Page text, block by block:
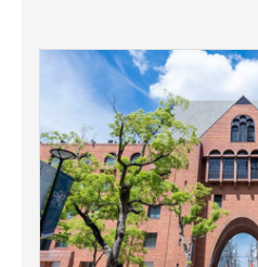
進化するPCとデバイスの未来
好きが集まる 比べて選べる
ビジネスと働き方のヒント
AI活用のいまが分かる